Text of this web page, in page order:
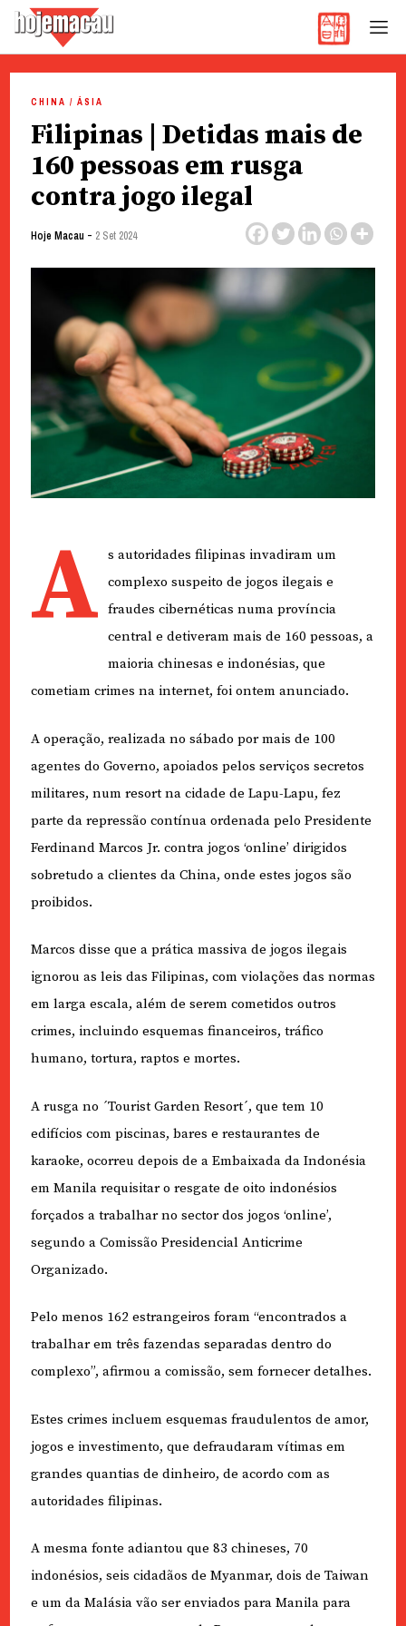
content
CHINA / ÁSIA
Filipinas | Detidas mais de
160 pessoas em rusga
contra jogo ilegal
Hoje Macau - 2 Set 2024
A s autoridades filipinas invadiram um
complexo suspeito de jogos ilegais e
fraudes cibernéticas numa província
central e detiveram mais de 160 pessoas, a
maioria chinesas e indonésias, que
cometiam crimes na internet, foi ontem anunciado.
A operação, realizada no sábado por mais de 100
agentes do Governo, apoiados pelos serviços secretos
militares, num resort na cidade de Lapu-Lapu, fez
parte da repressão contínua ordenada pelo Presidente
Ferdinand Marcos Jr. contra jogos ‘online’ dirigidos
sobretudo a clientes da China, onde estes jogos são
proibidos.
Marcos disse que a prática massiva de jogos ilegais
ignorou as leis das Filipinas, com violações das normas
em larga escala, além de serem cometidos outros
crimes, incluindo esquemas financeiros, tráfico
humano, tortura, raptos e mortes.
A rusga no ´Tourist Garden Resort´, que tem 10
edifícios com piscinas, bares e restaurantes de
karaoke, ocorreu depois de a Embaixada da Indonésia
em Manila requisitar o resgate de oito indonésios
forçados a trabalhar no sector dos jogos ‘online’,
segundo a Comissão Presidencial Anticrime
Organizado.
Pelo menos 162 estrangeiros foram “encontrados a
trabalhar em três fazendas separadas dentro do
complexo”, afirmou a comissão, sem fornecer detalhes.
Estes crimes incluem esquemas fraudulentos de amor,
jogos e investimento, que defraudaram vítimas em
grandes quantias de dinheiro, de acordo com as
autoridades filipinas.
A mesma fonte adiantou que 83 chineses, 70
indonésios, seis cidadãos de Myanmar, dois de Taiwan
e um da Malásia vão ser enviados para Manila para